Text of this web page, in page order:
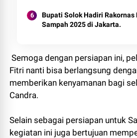
Bupati Solok Hadiri
Sampah 2025 di Jakarta.
Semoga dengan persiapan ini,
Fitri nanti bisa berlangsung
memberikan kenyamanan bagi
Candra.
Selain sebagai persiapan untuk
kegiatan ini juga bertujuan